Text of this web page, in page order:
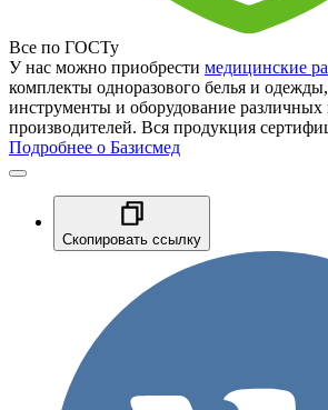
Все по ГОСТу
У нас можно приобрести медицинские
комплекты одноразового белья и
инструменты и оборудование
производителей. Вся продукция
Подробнее о Базисмед
Скопировать ссылку